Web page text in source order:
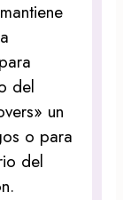
del
un
o para
del